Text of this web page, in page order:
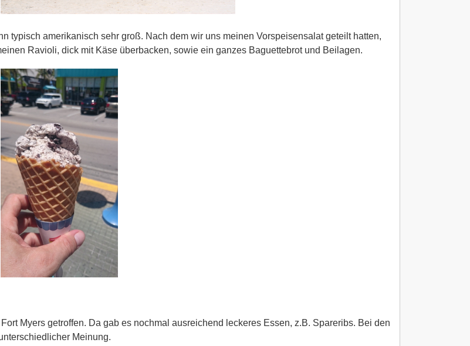
typisch amerikanisch sehr groß. Nach dem wir uns meinen Vorspeisensalat geteilt hatten,
Ravioli, dick mit Käse überbacken, sowie ein ganzes Baguettebrot und Beilagen.
Myers getroffen. Da gab es nochmal ausreichend leckeres Essen, z.B. Spareribs. Bei den
Meinung.